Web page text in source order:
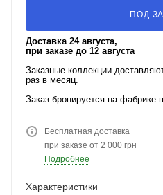
ПОД
Доставка 24 августа,
при заказе до 12 августа
Заказные коллекции
раз в месяц.
Заказ бронируется на фабрике
Бесплатная доставка
при заказе от 2 000 грн
Подробнее
Характеристики